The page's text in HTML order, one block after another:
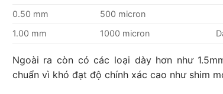
0.50 mm
500 micron
1.00 mm
1000 micron
Ngoài ra còn có các loại dày hơn như
chuẩn vì khó đạt độ chính xác cao như shim